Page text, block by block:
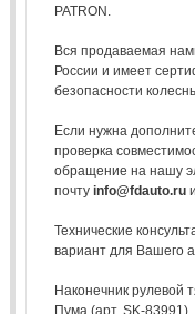
PATRON.
Вся продаваемая
России и имеет
безопасности
Если нужна
проверка
обращение на нашу
почту info@fdauto.ru
Технические
вариант для Вашего
Наконечник рулевой
Пума (арт. SK-